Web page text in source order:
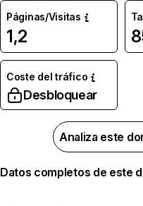
Páginas/Visitas
1,2
Coste del tráfico
Desbloquear
Analiza este
Datos completos de este